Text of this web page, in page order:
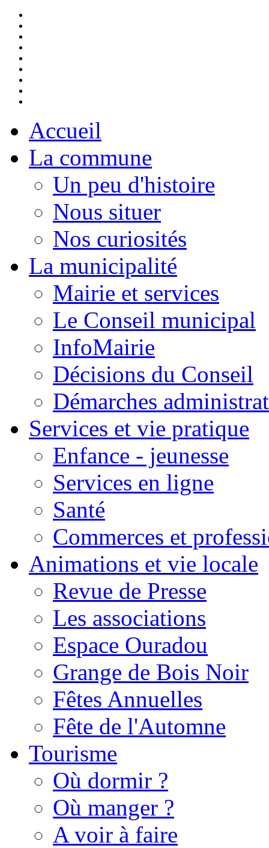
Accueil
La commune
Un peu d'histoire
Nous situer
Nos curiosités
La municipalité
Mairie et services
Le Conseil municipal
InfoMairie
Décisions du Conseil
Démarches
Services et vie pratique
Enfance - jeunesse
Services en ligne
Santé
Commerces et
Animations et vie locale
Revue de Presse
Les associations
Espace Ouradou
Grange de Bois Noir
Fêtes Annuelles
Fête de l'Automne
Tourisme
Où dormir ?
Où manger ?
A voir à faire